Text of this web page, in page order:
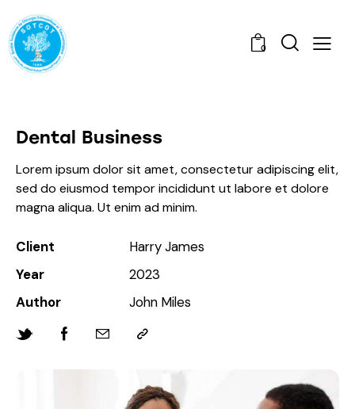
0
Dental Business
Lorem ipsum dolor sit amet, consectetur adipiscing elit,
sed do eiusmod tempor incididunt ut labore et dolore
magna aliqua. Ut enim ad minim.
Client
Harry James
Year
2023
Author
John Miles